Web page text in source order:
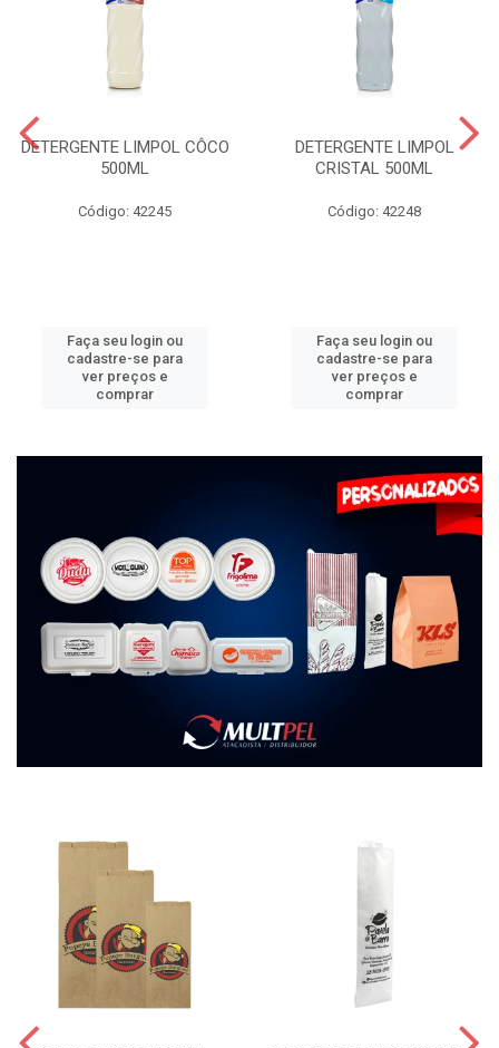
DETERGENTE LIMPOL CÔCO
500ML
Código: 42245
Faça seu login ou
cadastre-se para
ver preços e
comprar
DETERGENTE LIMPOL
CRISTAL 500ML
Código: 42248
Faça seu login ou
cadastre-se para
ver preços e
comprar